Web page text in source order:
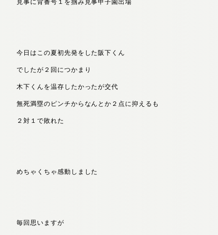
見事に背番号１を掴み見事甲子園出場
今日はこの夏初先発をした阪下くん
でしたが２回につかまり
木下くんを温存したかったが交代
無死満塁のピンチからなんとか２点に抑えるも
２対１で敗れた
めちゃくちゃ感動しました
毎回思いますが